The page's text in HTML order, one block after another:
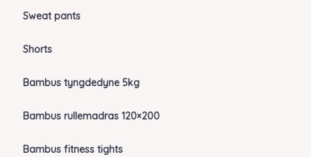
Sweat pants
Shorts
Bambus tyngdedyne 5kg
Bambus rullemadras 120×200
Bambus fitness tights